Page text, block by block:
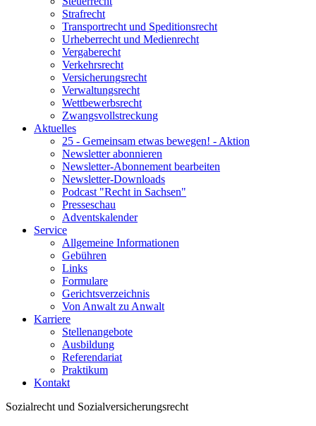
Strafrecht
Transportrecht und Speditionsrecht
Urheberrecht und Medienrecht
Vergaberecht
Verkehrsrecht
Versicherungsrecht
Verwaltungsrecht
Wettbewerbsrecht
Zwangsvollstreckung
Aktuelles
25 - Gemeinsam etwas bewegen! - Aktion
Newsletter abonnieren
Newsletter-Abonnement bearbeiten
Newsletter-Downloads
Podcast "Recht in Sachsen"
Presseschau
Adventskalender
Service
Allgemeine Informationen
Gebühren
Links
Formulare
Gerichtsverzeichnis
Von Anwalt zu Anwalt
Karriere
Stellenangebote
Ausbildung
Referendariat
Praktikum
Kontakt
Sozialrecht und Sozialversicherungsrecht